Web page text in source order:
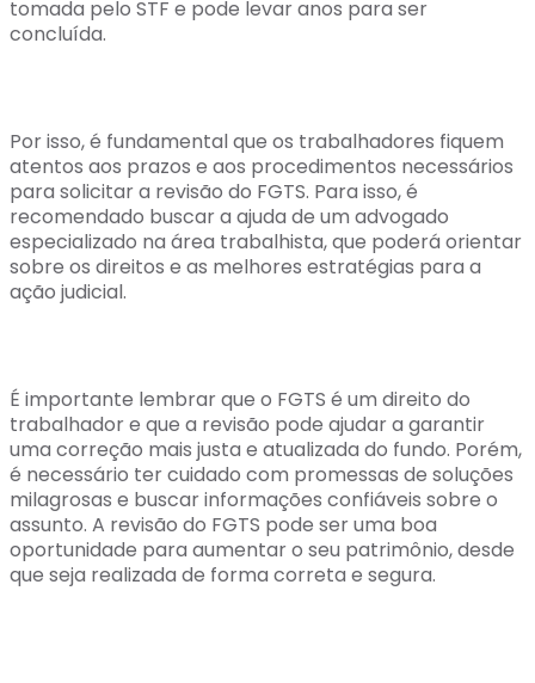
tomada pelo STF e pode levar anos para ser
concluída.
Por isso, é fundamental que os trabalhadores fiquem
atentos aos prazos e aos procedimentos necessários
para solicitar a revisão do FGTS. Para isso, é
recomendado buscar a ajuda de um advogado
especializado na área trabalhista, que poderá orientar
sobre os direitos e as melhores estratégias para a
ação judicial.
É importante lembrar que o FGTS é um direito do
trabalhador e que a revisão pode ajudar a garantir
uma correção mais justa e atualizada do fundo. Porém,
é necessário ter cuidado com promessas de soluções
milagrosas e buscar informações confiáveis sobre o
assunto. A revisão do FGTS pode ser uma boa
oportunidade para aumentar o seu patrimônio, desde
que seja realizada de forma correta e segura.